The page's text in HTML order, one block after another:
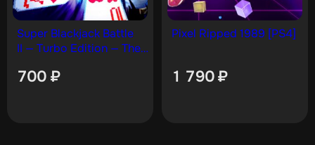
Super Blackjack Battle
II — Turbo Edition — The
700 ₽
Pixel Ripped 1989 [PS4]
1 790₽